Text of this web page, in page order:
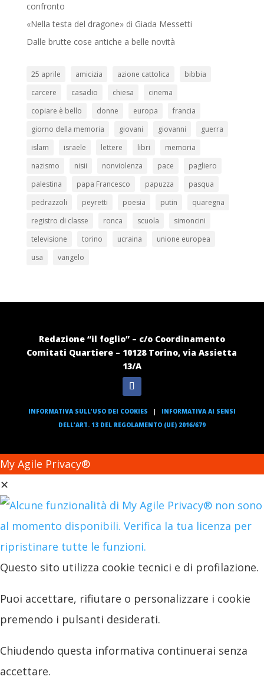
confronto
«Nella testa del dragone» di Giada Messetti
Dalle brutte cose antiche a belle novità
25 aprile amicizia azione cattolica
bibbia
carcere
casadio chiesa
cinema
copiare è bello
donne europa
francia
giorno della memoria
giovani giovanni
guerra
islam
israele lettere libri
memoria
nazismo
nisii nonviolenza pace
pagliero
palestina
papa Francesco papuzza
pasqua
pedrazzoli
peyretti poesia putin
quaregna
registro di classe
ronca scuola
simoncini
televisione
torino ucraina
unione europea
usa
vangelo
Redazione “il foglio” – c/o Coordinamento
Comitati Quartiere – 10128 Torino, via Assietta
13/A
INFORMATIVA SULL’USO DEI COOKIES | INFORMATIVA AI SENSI
DELL’ART. 13 DEL REGOLAMENTO (UE) 2016/679
My Agile Privacy®
✕
Questo sito utilizza cookie tecnici e di profilazione.
Puoi accettare, rifiutare o personalizzare i cookie
premendo i pulsanti desiderati.
Chiudendo questa informativa continuerai senza
accettare.